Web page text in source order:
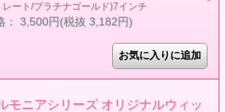
レート/プラチナゴールド)7インチ
： 3,500円(税抜 3,182円)
モニアシリーズ オリジナルウィッ